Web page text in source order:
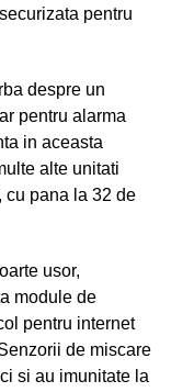
pentru
despre un
pentru alarma
in aceasta
alte unitati
cu pana la 32 de
usor,
module de
pentru internet
de miscare
si au imunitate la